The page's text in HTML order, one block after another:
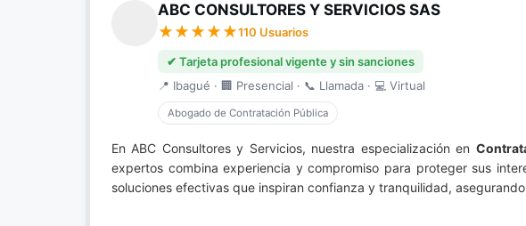
ABC CONSULTORES Y SERVICIOS SAS
110 Usuarios
✔ Tarjeta profesional vigente y sin sanciones
📍 Ibagué · 🏢 Presencial · 📞 Llamada · 💻 Virtual
Abogado de Contratación Pública
En ABC Consultores y Servicios, nuestra especialización en
expertos combina experiencia y compromiso para proteger sus
soluciones efectivas que inspiran confianza y tranquilidad,